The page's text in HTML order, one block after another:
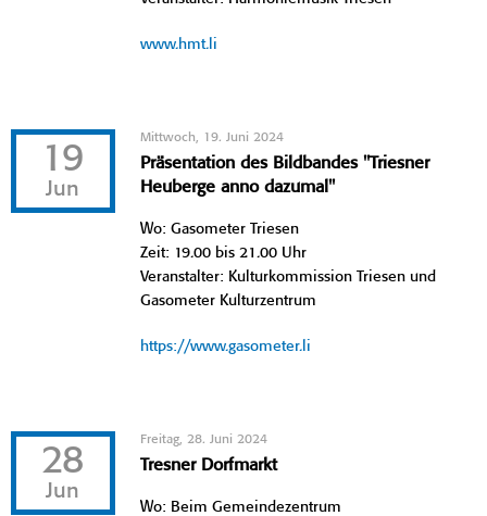
www.hmt.li
19
Jun
Mittwoch, 19. Juni 2024
Präsentation des Bildbandes "Triesner
Heuberge anno dazumal"
Wo: Gasometer Triesen
Zeit: 19.00 bis 21.00 Uhr
Veranstalter: Kulturkommission Triesen und
Gasometer Kulturzentrum
https://www.gasometer.li
28
Jun
Freitag, 28. Juni 2024
Tresner Dorfmarkt
Wo: Beim Gemeindezentrum